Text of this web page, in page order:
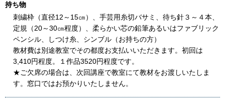
持ち物
刺繍枠（直径12～15㎝）、手芸用糸切バサミ、待ち針３～４本、
定規（20～30㎝程度）、柔らかい芯の鉛筆あるいはファブリック
ペンシル、しつけ糸、シンブル（お持ちの方）
教材費は別途教室でその都度お支払いいただきます。初回は
3,410円程度。１作品3520円程度です。
★ご欠席の場合は、次回講座で教室にて教材をお渡しいたしま
す。窓口ではお預かりいたしません。